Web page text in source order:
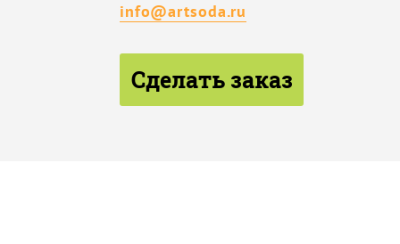
info@artsoda.ru
Сделать заказ